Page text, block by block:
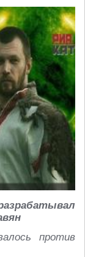
против